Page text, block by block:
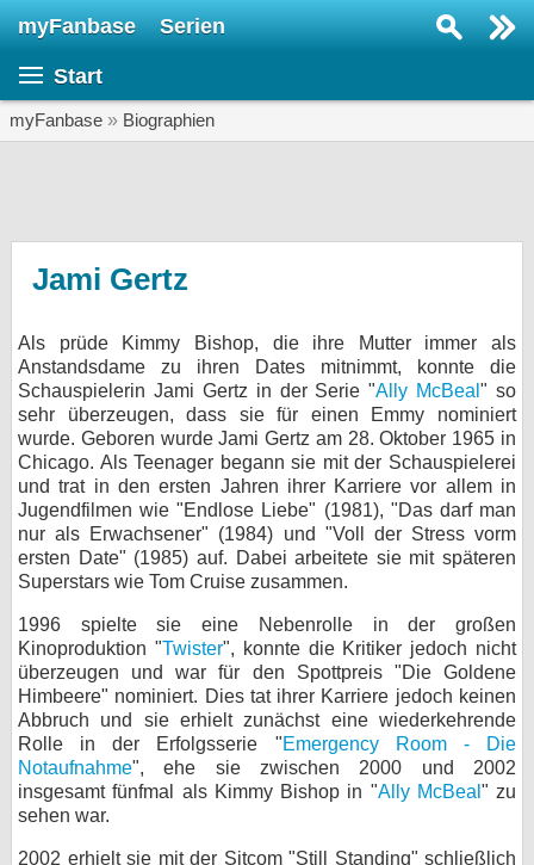
myFanbase Serien
Start
myFanbase » Biographien
Jami Gertz
Als prüde Kimmy Bishop, die ihre Mutter immer als
Anstandsdame zu ihren Dates mitnimmt, konnte die
Schauspielerin Jami Gertz in der Serie "Ally McBeal" so
sehr überzeugen, dass sie für einen Emmy nominiert
wurde. Geboren wurde Jami Gertz am 28. Oktober 1965 in
Chicago. Als Teenager begann sie mit der Schauspielerei
und trat in den ersten Jahren ihrer Karriere vor allem in
Jugendfilmen wie "Endlose Liebe" (1981), "Das darf man
nur als Erwachsener" (1984) und "Voll der Stress vorm
ersten Date" (1985) auf. Dabei arbeitete sie mit späteren
Superstars wie Tom Cruise zusammen.
1996 spielte sie eine Nebenrolle in der großen
Kinoproduktion "Twister", konnte die Kritiker jedoch nicht
überzeugen und war für den Spottpreis "Die Goldene
Himbeere" nominiert. Dies tat ihrer Karriere jedoch keinen
Abbruch und sie erhielt zunächst eine wiederkehrende
Rolle in der Erfolgsserie "Emergency Room - Die
Notaufnahme", ehe sie zwischen 2000 und 2002
insgesamt fünfmal als Kimmy Bishop in "Ally McBeal " zu
sehen war.
2002 erhielt sie mit der Sitcom "Still Standing" schließlich
KULTUR
Specials
SERVICE
Gewinnspiele
Forum
bei X
bei Facebook
Kontakt
Nutzungsbedingungen
Datenschutz
Cookie-Einstellungen